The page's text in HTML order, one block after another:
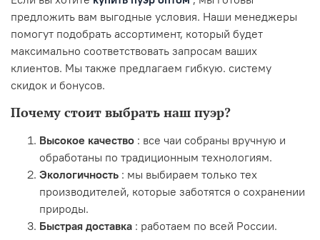
предложить вам выгодные условия. Наши менеджеры
помогут подобрать ассортимент, который будет
максимально соответствовать запросам ваших
клиентов. Мы также предлагаем гибкую. систему
скидок и бонусов.
Почему стоит выбрать наш пуэр?
Высокое качество : все чаи собраны вручную и
обработаны по традиционным технологиям.
Экологичность : мы выбираем только тех
производителей, которые заботятся о сохранении
природы.
Быстрая доставка : работаем по всей России.